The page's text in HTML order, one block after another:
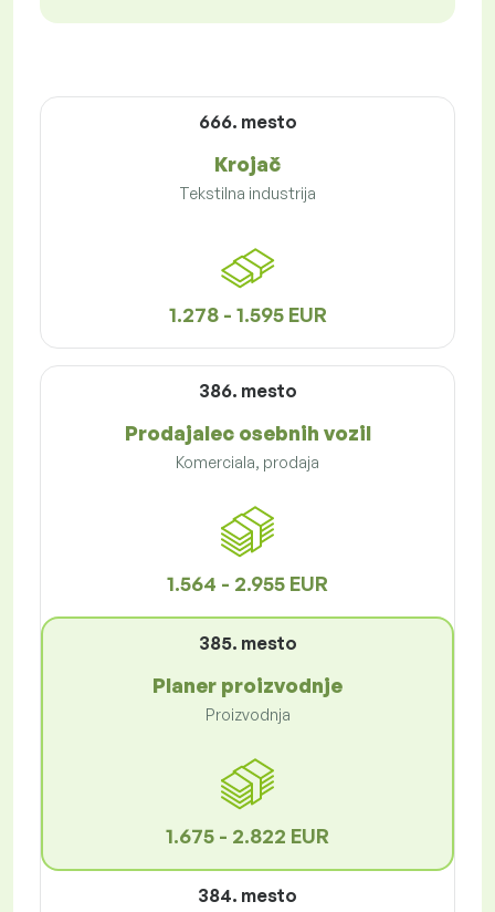
666. mesto
Krojač
Tekstilna industrija
1.278 - 1.595 EUR
386. mesto
Prodajalec osebnih vozil
Komerciala, prodaja
1.564 - 2.955 EUR
385. mesto
Planer proizvodnje
Proizvodnja
1.675 - 2.822 EUR
384. mesto